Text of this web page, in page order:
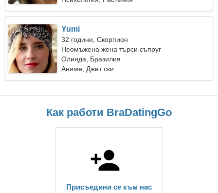
Yumi
32 години, Скорпион
Неомъжена жена търси съпруг
Олинда, Бразилия
Аниме, Джет ски
Как работи BraDatingGo
Присъедини се към нас